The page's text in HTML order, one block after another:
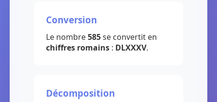
Conversion
Le nombre585se convertit en
chiffres romains : DLXXXV.
Décomposition